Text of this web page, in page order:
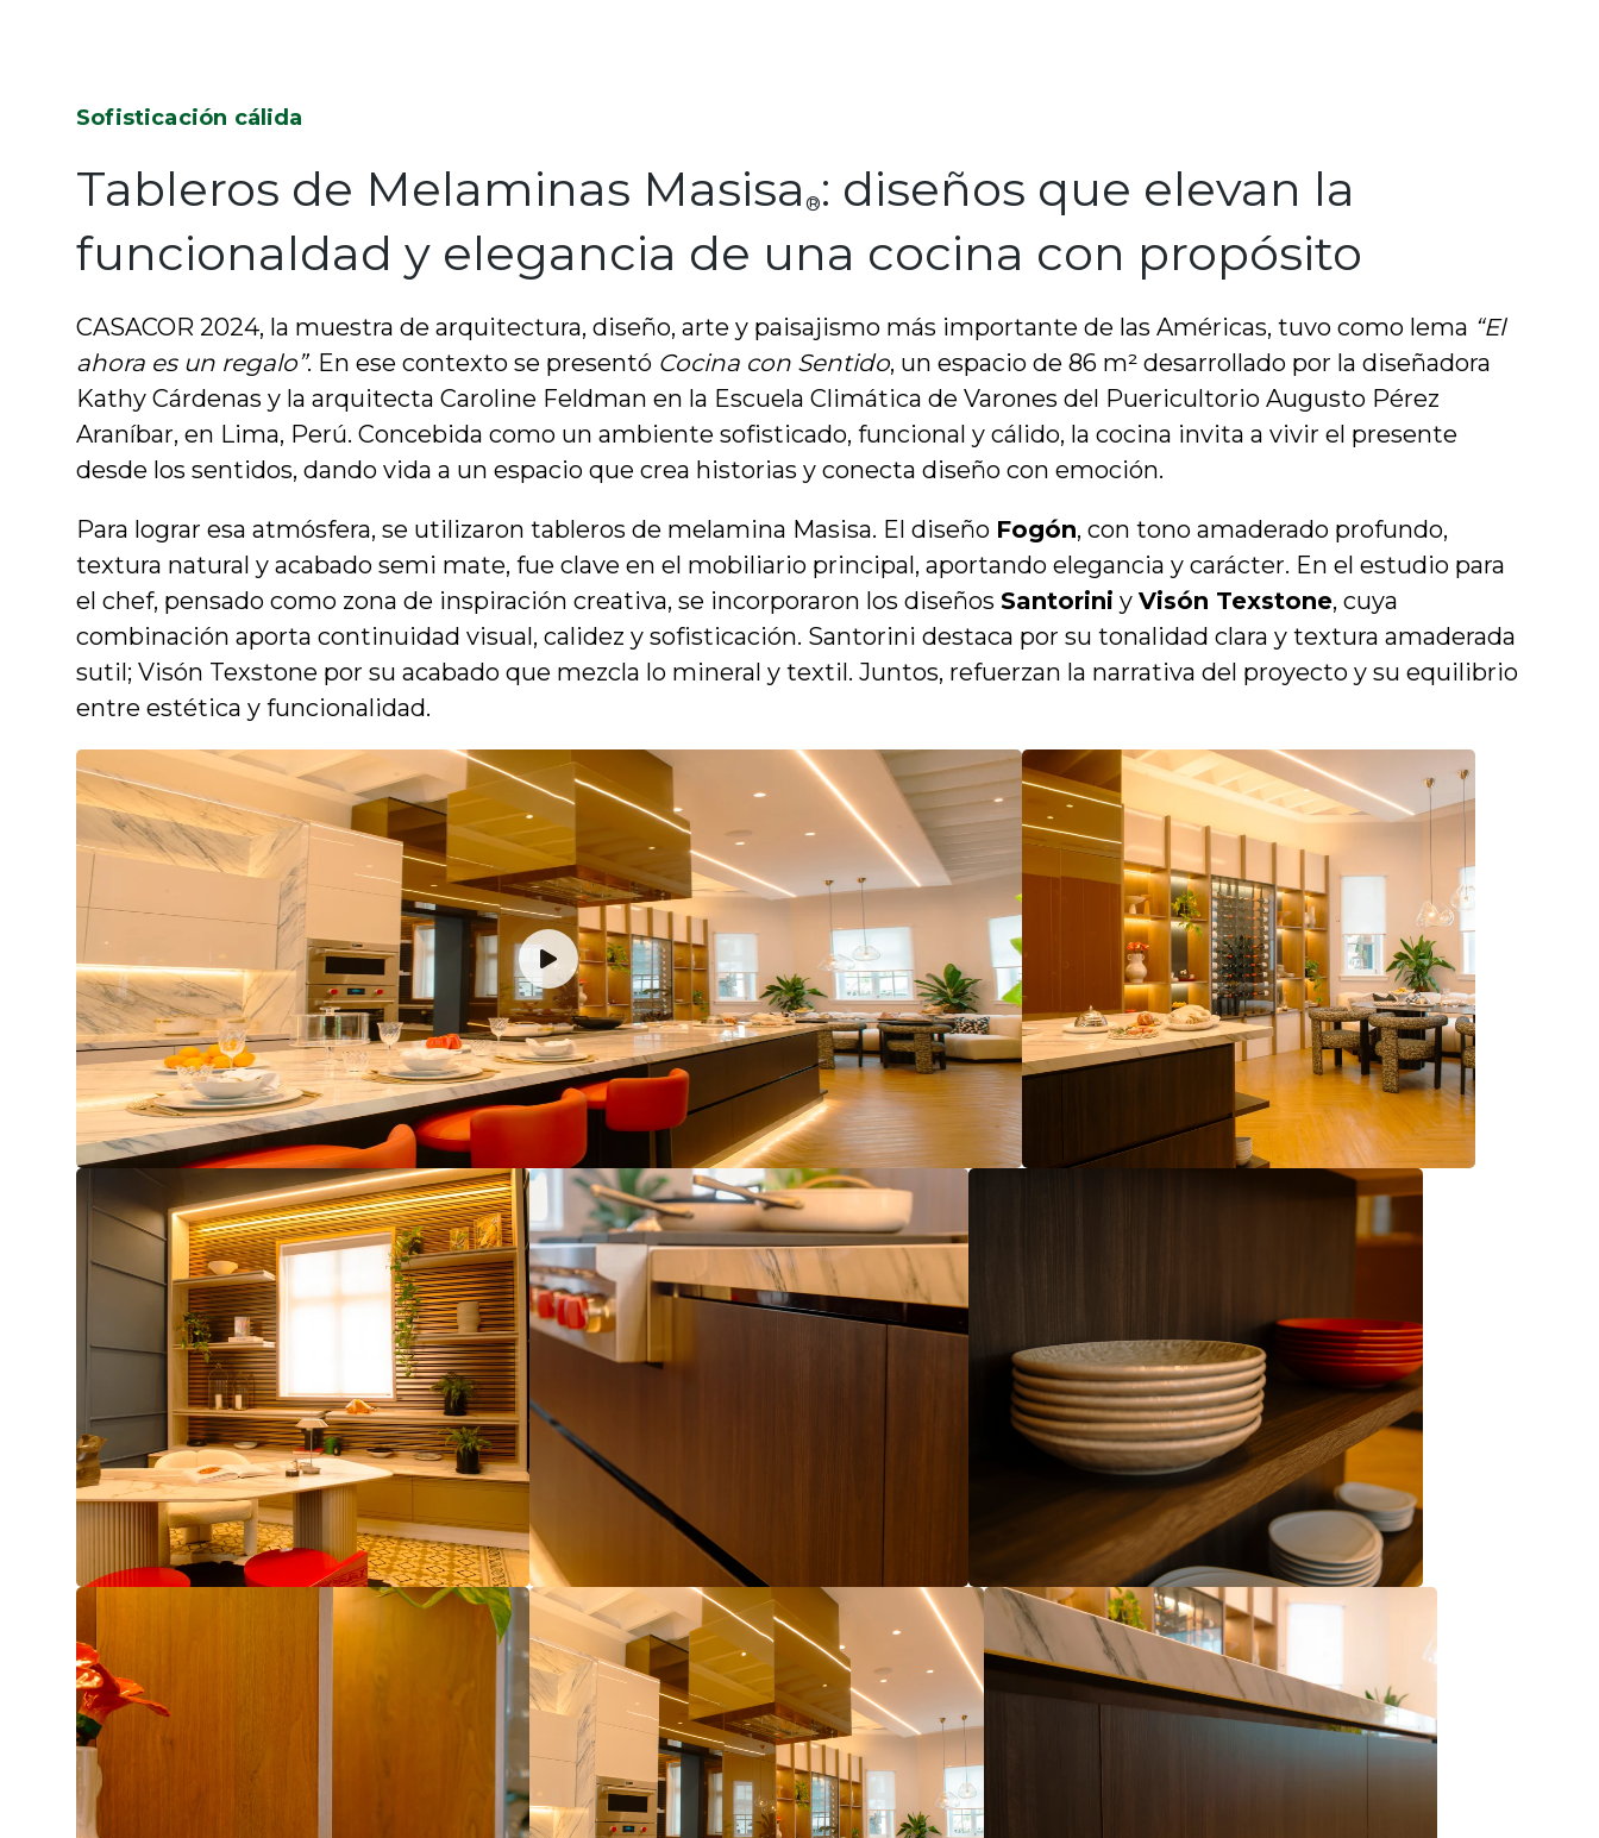
Sofisticación cálida
Tableros de Melaminas Masisa ®: diseños que elevan la
funcionaldad y elegancia de una cocina con propósito
CASACOR 2024, la muestra de arquitectura, diseño, arte y paisajismo más importante de las Américas, tuvo como lema “El
ahora es un regalo”. En ese contexto se presentó Cocina con Sentido, un espacio de 86 m² desarrollado por la diseñadora
Kathy Cárdenas y la arquitecta Caroline Feldman en la Escuela Climática de Varones del Puericultorio Augusto Pérez
Araníbar, en Lima, Perú. Concebida como un ambiente sofisticado, funcional y cálido, la cocina invita a vivir el presente
desde los sentidos, dando vida a un espacio que crea historias y conecta diseño con emoción.
Para lograr esa atmósfera, se utilizaron tableros de melamina Masisa. El diseño Fogón, con tono amaderado profundo,
textura natural y acabado semi mate, fue clave en el mobiliario principal, aportando elegancia y carácter. En el estudio para
el chef, pensado como zona de inspiración creativa, se incorporaron los diseños Santorini y Visón Texstone, cuya
combinación aporta continuidad visual, calidez y sofisticación. Santorini destaca por su tonalidad clara y textura amaderada
sutil; Visón Texstone por su acabado que mezcla lo mineral y textil. Juntos, refuerzan la narrativa del proyecto y su equilibrio
entre estética y funcionalidad.